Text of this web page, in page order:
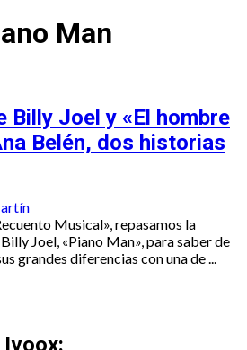
Man
Billy Joel y «El hombre
Belén, dos historias
Musical», repasamos la
Joel, «Piano Man», para saber de
grandes diferencias con una de ...